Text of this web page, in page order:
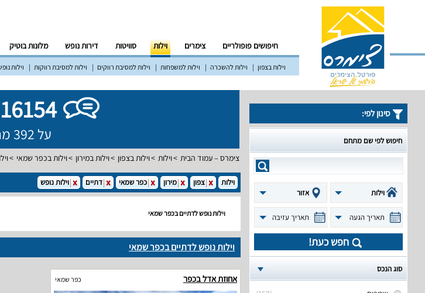
חיפושים פופולריים צימרים וילות סוויטות דירות נופש מלונות בוטיק
וילות בצפון וילות להשכרה וילות למשפחות וילות למסיבת רווקים וילות למסיבת רווקות וילות
16154 חוות דעת אמיתיות!
על 392 מתחמי אירוח שונים ברחבי הארץ
צימרס – עמוד הבית וילות וילות בצפון וילות במירון וילות בכפר שמאי
סינון לפי:
חיפוש לפי שם מתחם
וילות אזור
תאריך הגעה תאריך עזיבה
חפש כעת!
סוג הנכס
וילות צפון מירון כפר שמאי דתיים וילות נופש
וילות נופש לדתיים בכפר שמאי
וילות נופש לדתיים בכפר שמאי
אחוזת אדל בכפר כפר שמאי